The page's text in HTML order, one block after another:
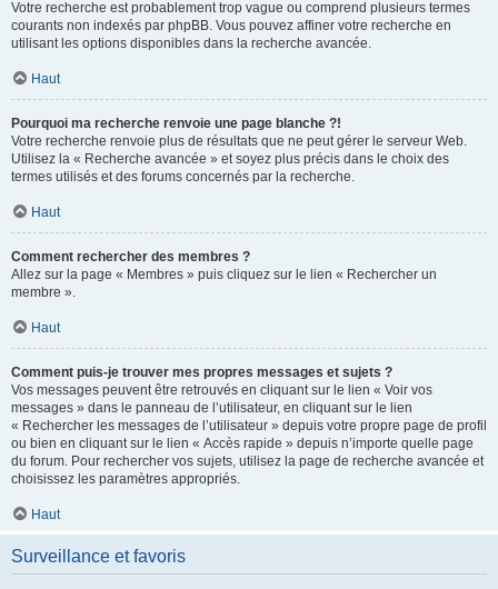
Votre recherche est probablement trop vague ou comprend plusieurs termes
courants non indexés par phpBB. Vous pouvez affiner votre recherche en
utilisant les options disponibles dans la recherche avancée.
Haut
Pourquoi ma recherche renvoie une page blanche ?!
Votre recherche renvoie plus de résultats que ne peut gérer le serveur Web.
Utilisez la « Recherche avancée » et soyez plus précis dans le choix des
termes utilisés et des forums concernés par la recherche.
Haut
Comment rechercher des membres ?
Allez sur la page « Membres » puis cliquez sur le lien « Rechercher un
membre ».
Haut
Comment puis-je trouver mes propres messages et sujets ?
Vos messages peuvent être retrouvés en cliquant sur le lien « Voir vos
messages » dans le panneau de l’utilisateur, en cliquant sur le lien
« Rechercher les messages de l’utilisateur » depuis votre propre page de profil
ou bien en cliquant sur le lien « Accès rapide » depuis n’importe quelle page
du forum. Pour rechercher vos sujets, utilisez la page de recherche avancée et
choisissez les paramètres appropriés.
Haut
Surveillance et favoris